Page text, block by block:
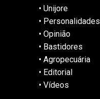
• Unijore
• Personalidades
• Opinião
• Bastidores
• Agropecuária
• Editorial
• Vídeos